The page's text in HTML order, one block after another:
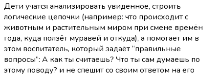
Дети учатся анализировать увиденное, строить
логические цепочки (например: что происходит с
животным и растительным миром при смене времён
года, куда ползёт муравей и откуда), а помогает им в
этом воспитатель, который задаёт “правильные
вопросы”: А как ты считаешь? Что ты сам думаешь по
этому поводу? и не спешит со своим ответом на его